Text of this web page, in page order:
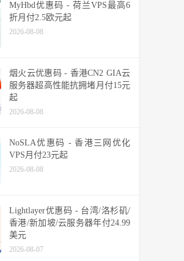
MyHbd优惠码 - 荷兰VPS最高6
折月付2.5欧元起
2026-08-08
烟火云优惠码 - 香港CN2 GIA云
服务器超高性能抗拥堵月付15元
起
2026-08-08
NoSLA优惠码 - 香港三网优化
VPS月付23元起
2026-08-08
Lightlayer优惠码 - 台湾/洛杉矶/
香港/新加坡/云服务器年付24.99
美元
2026-08-07